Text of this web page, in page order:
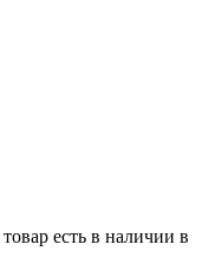
есть в наличии в